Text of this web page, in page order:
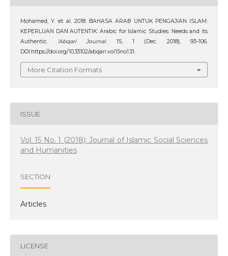
Mohamed, Y. et al. 2018. BAHASA ARAB UNTUK PENGAJIAN ISLAM:
KEPERLUAN DAN AUTENTIK: Arabic for Islamic Studies: Needs and its
Authentic.
‘Abqari Journal. 15, 1 (Dec. 2018), 93–106.
DOI:https://doi.org/10.33102/abqari.vol15no1.31.
More Citation Formats
ISSUE
Vol. 15 No. 1 (2018): Journal of Islamic Social Sciences
and Humanities
SECTION
Articles
LICENSE